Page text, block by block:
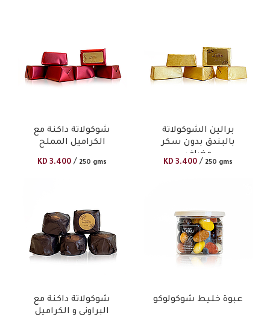
شوكولاتة داكنة مع
الكراميل المملح
KD 3.400 / 250 gms
برالين الشوكولاتة
بالبندق بدون سكر
مضاف
KD 3.400 / 250 gms
شوكولاتة داكنة مع
البراوني و الكراميل
عبوة خليط شوكولوكو